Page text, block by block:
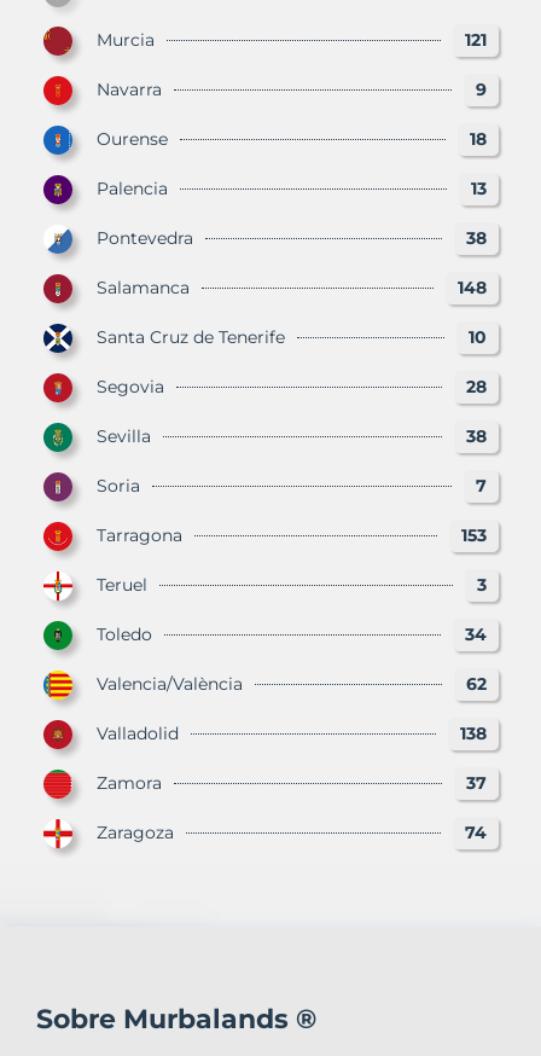
Murcia 121
Navarra 9
Ourense 18
Palencia 13
Pontevedra 38
Salamanca 148
Santa Cruz de Tenerife 10
Segovia 28
Sevilla 38
Soria 7
Tarragona 153
Teruel 3
Toledo 34
Valencia/València 62
Valladolid 138
Zamora 37
Zaragoza 74
Sobre Murbalands ®